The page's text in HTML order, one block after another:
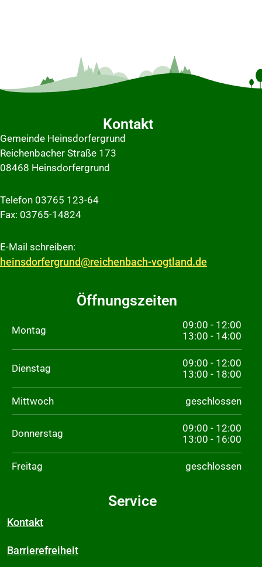
Kontakt
Gemeinde Heinsdorfergrund
Reichenbacher Straße 173
08468 Heinsdorfergrund
Telefon 03765 123-64
Fax: 03765-14824
E-Mail schreiben:
heinsdorfergrund@reichenbach-vogtland.de
Öffnungszeiten
Montag
09:00 - 12:00
13:00 - 14:00
Dienstag
09:00 - 12:00
13:00 - 18:00
Mittwoch geschlossen
Donnerstag
09:00 - 12:00
13:00 - 16:00
Freitag geschlossen
Service
Kontakt
Barrierefreiheit